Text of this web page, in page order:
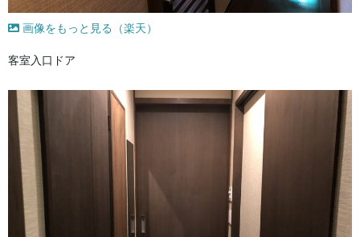
画像をもっと見る（楽天）
客室入口ドア